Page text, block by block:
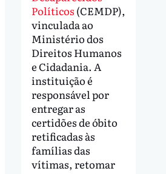
Políticos (CEMDP),
vinculada ao
Ministério dos
Direitos Humanos
e Cidadania. A
instituição é
responsável por
entregar as
certidões de óbito
retificadas às
famílias das
vítimas, retomar